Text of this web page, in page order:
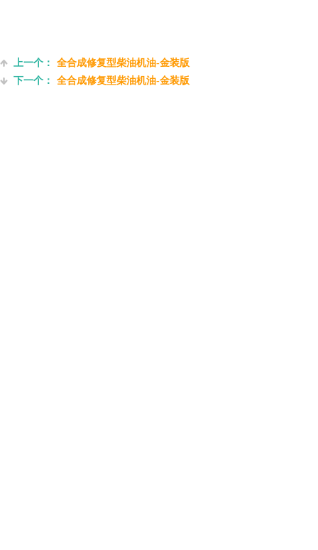
上一个：
全合成修复型柴油机油-金装版
下一个：
全合成修复型柴油机油-金装版